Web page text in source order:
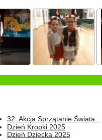
32. Akcja Sprzątanie Świata...
Dzień Kropki 2025
Dzień Dziecka 2025